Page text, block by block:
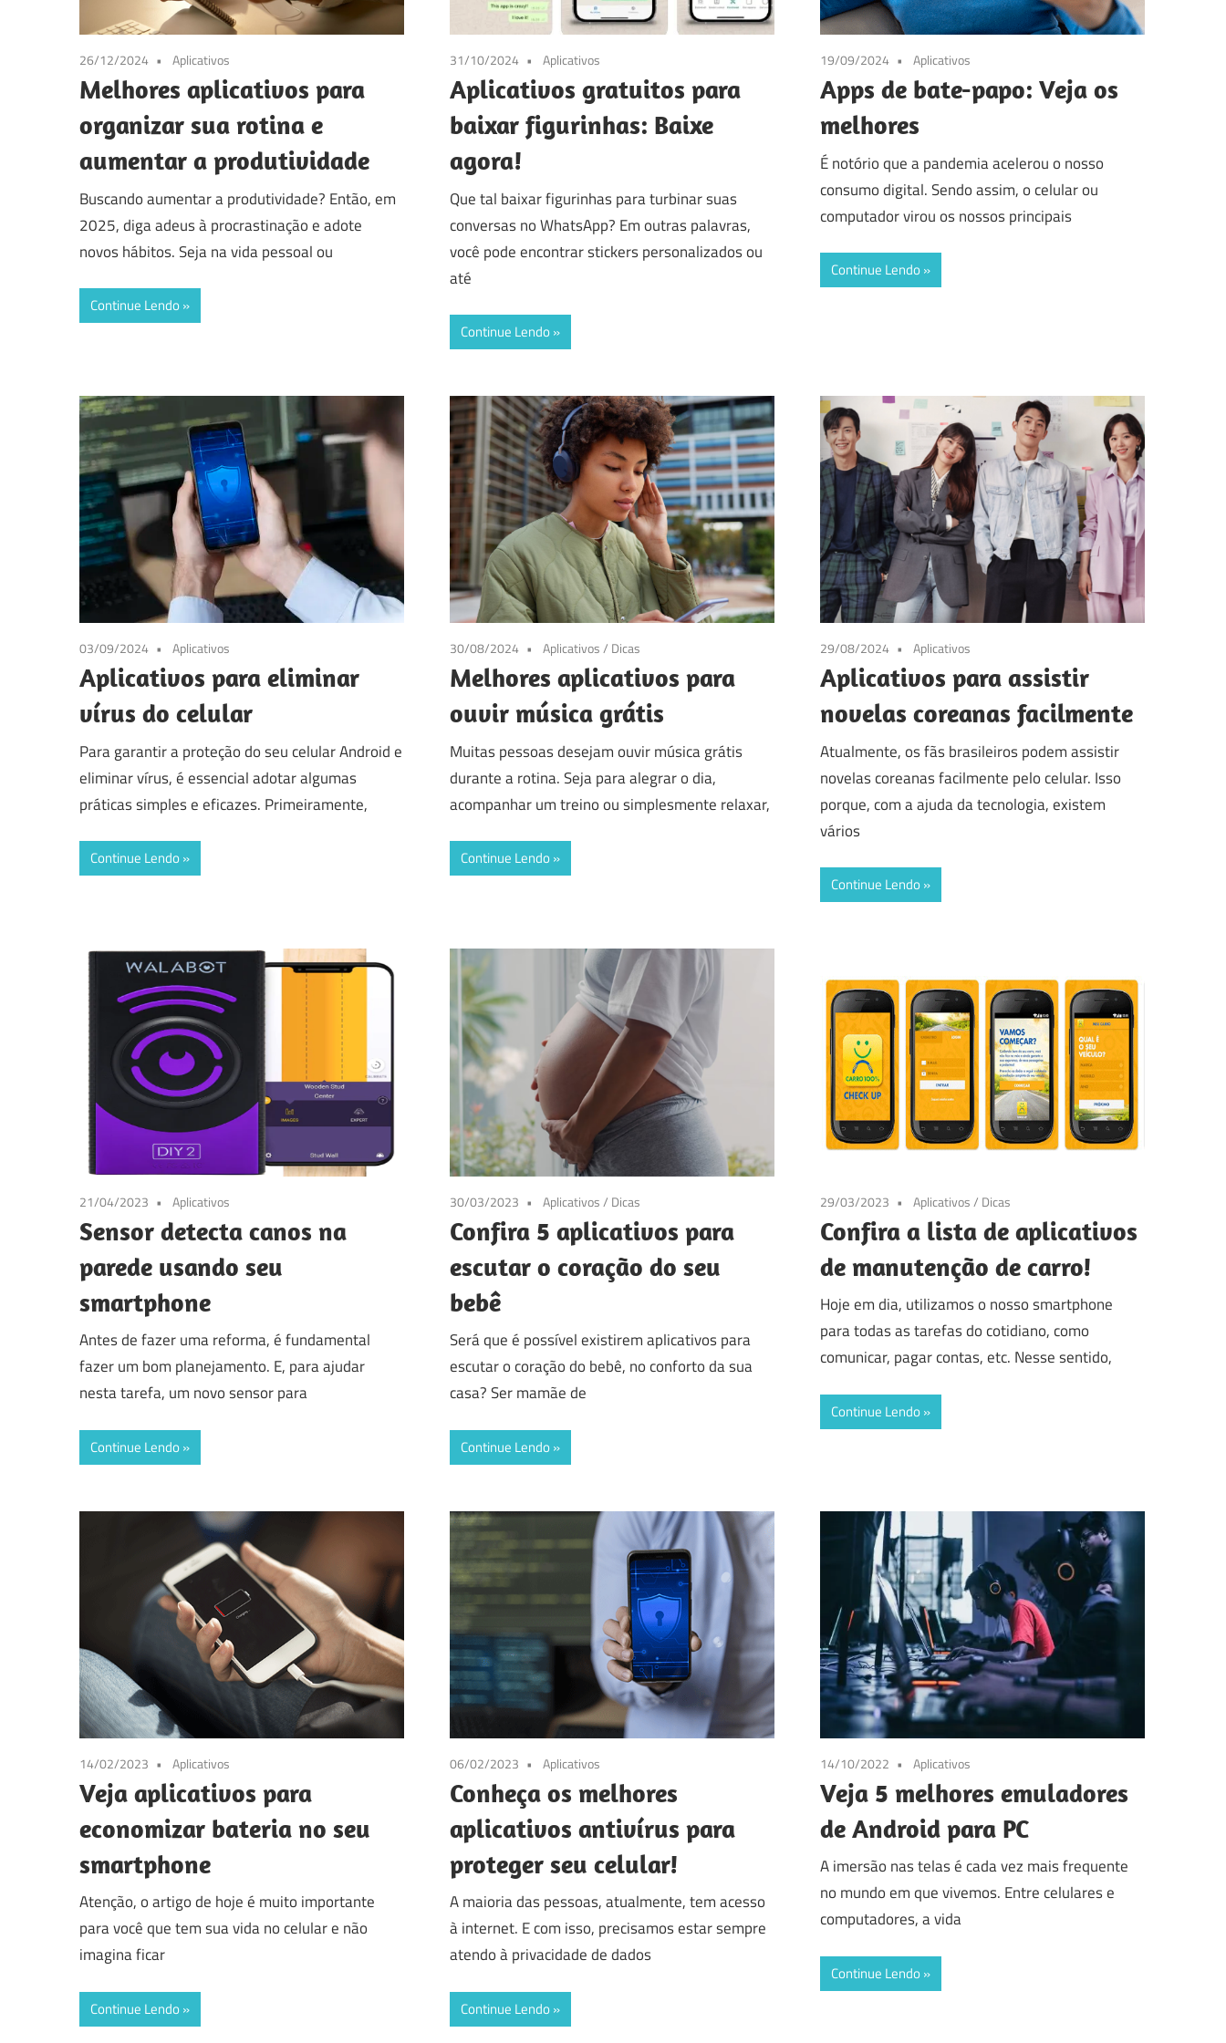
26/12/2024 Aplicativos
Melhores aplicativos para
organizar sua rotina e
aumentar a produtividade
Buscando aumentar a produtividade? Então, em
2025, diga adeus à procrastinação e adote
novos hábitos. Seja na vida pessoal ou
Continue Lendo
31/10/2024 Aplicativos
Aplicativos gratuitos para
baixar figurinhas: Baixe
agora!
Que tal baixar figurinhas para turbinar suas
conversas no WhatsApp? Em outras palavras,
você pode encontrar stickers personalizados ou
até
Continue Lendo
19/09/2024 Aplicativos
Apps de bate-papo: Veja os
melhores
É notório que a pandemia acelerou o nosso
consumo digital. Sendo assim, o celular ou
computador virou os nossos principais
Continue Lendo
03/09/2024 Aplicativos
Aplicativos para eliminar
vírus do celular
Para garantir a proteção do seu celular Android e
eliminar vírus, é essencial adotar algumas
práticas simples e eficazes. Primeiramente,
Continue Lendo
30/08/2024 Aplicativos/ Dicas
Melhores aplicativos para
ouvir música grátis
Muitas pessoas desejam ouvir música grátis
durante a rotina. Seja para alegrar o dia,
acompanhar um treino ou simplesmente relaxar,
Continue Lendo
29/08/2024 Aplicativos
Aplicativos para assistir
novelas coreanas facilmente
Atualmente, os fãs brasileiros podem assistir
novelas coreanas facilmente pelo celular. Isso
porque, com a ajuda da tecnologia, existem
vários
Continue Lendo
21/04/2023 Aplicativos
Sensor detecta canos na
parede usando seu
smartphone
Antes de fazer uma reforma, é fundamental
fazer um bom planejamento. E, para ajudar
nesta tarefa, um novo sensor para
Continue Lendo
30/03/2023 Aplicativos/ Dicas
Confira 5 aplicativos para
escutar o coração do seu
bebê
Será que é possível existirem aplicativos para
escutar o coração do bebê, no conforto da sua
casa? Ser mamãe de
Continue Lendo
29/03/2023 Aplicativos/ Dicas
Confira a lista de aplicativos
de manutenção de carro!
Hoje em dia, utilizamos o nosso smartphone
para todas as tarefas do cotidiano, como
comunicar, pagar contas, etc. Nesse sentido,
Continue Lendo
14/02/2023 Aplicativos
Veja aplicativos para
economizar bateria no seu
smartphone
Atenção, o artigo de hoje é muito importante
para você que tem sua vida no celular e não
imagina ficar
Continue Lendo
06/02/2023 Aplicativos
Conheça os melhores
aplicativos antivírus para
proteger seu celular!
A maioria das pessoas, atualmente, tem acesso
à internet. E com isso, precisamos estar sempre
atendo à privacidade de dados
Continue Lendo
14/10/2022 Aplicativos
Veja 5 melhores emuladores
de Android para PC
A imersão nas telas é cada vez mais frequente
no mundo em que vivemos. Entre celulares e
computadores, a vida
Continue Lendo